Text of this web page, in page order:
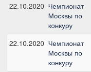
22.10.2020 Чемпионат
Москвы по
конкуру
22.10.2020 Чемпионат
Москвы по
конкуру